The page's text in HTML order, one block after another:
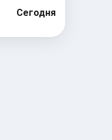
Сегодня